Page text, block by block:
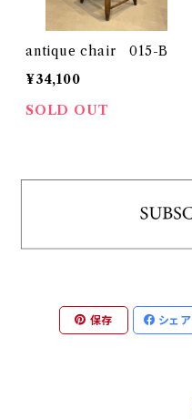
antique chair 015-B
¥34,100
SOLD OUT
保存 シェア